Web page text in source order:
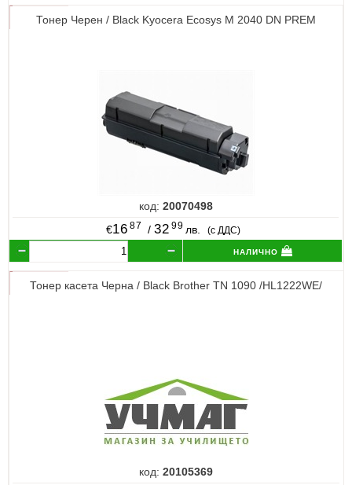
Тонер Черен / Black Kyocera Ecosys M 2040 DN PREM
код: 20070498
€16 87 / 32 99 лв. (с ДДС)
налично
Тонер касета Черна / Black Brother TN 1090 /HL1222WE/
код: 20105369